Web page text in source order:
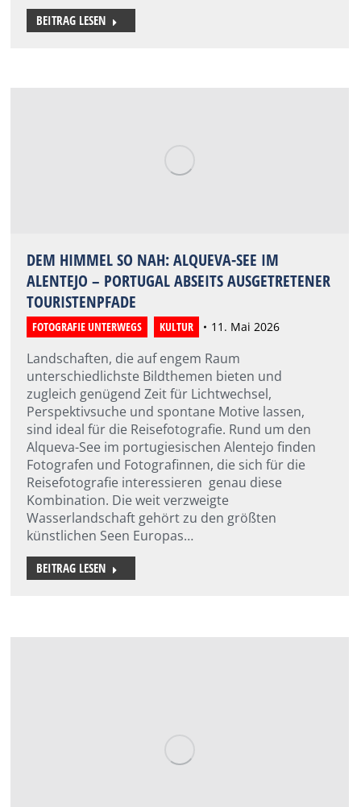
BEITRAG LESEN
DEM HIMMEL SO NAH: ALQUEVA-SEE IM
ALENTEJO – PORTUGAL ABSEITS AUSGETRETENER
TOURISTENPFADE
FOTOGRAFIE UNTERWEGS KULTUR 11. Mai 2026
Landschaften, die auf engem Raum
unterschiedlichste Bildthemen bieten und
zugleich genügend Zeit für Lichtwechsel,
Perspektivsuche und spontane Motive lassen,
sind ideal für die Reisefotografie. Rund um den
Alqueva-See im portugiesischen Alentejo finden
Fotografen und Fotografinnen, die sich für die
Reisefotografie interessieren genau diese
Kombination. Die weit verzweigte
Wasserlandschaft gehört zu den größten
künstlichen Seen Europas…
BEITRAG LESEN